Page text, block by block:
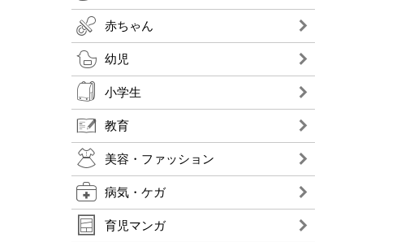
赤ちゃん
幼児
小学生
教育
美容・ファッション
病気・ケガ
育児マンガ